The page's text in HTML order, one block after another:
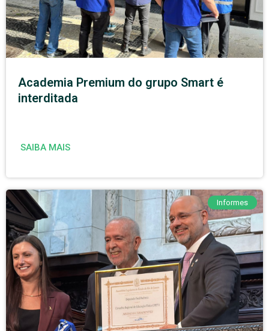
Academia Premium do grupo Smart é
interditada
SAIBA MAIS
Informes